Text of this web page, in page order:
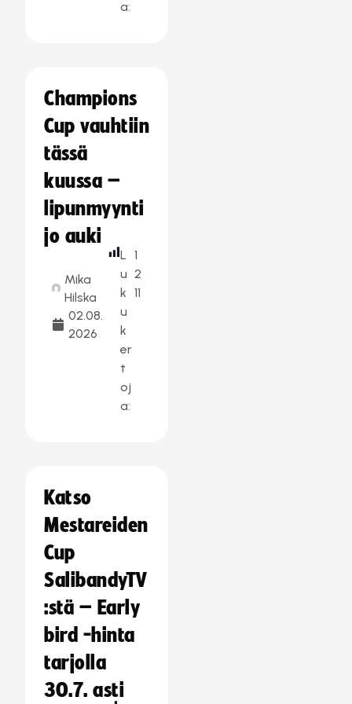
a:
Champions
Cup vauhtiin
tässä
kuussa –
lipunmyynti
jo auki
Mika
Hilska
02.08.
2026
L
u
k
u
k
er
t
oj
a:
1
2
11
Katso
Mestareiden
Cup
SalibandyTV
:stä – Early
bird -hinta
tarjolla
30.7. asti